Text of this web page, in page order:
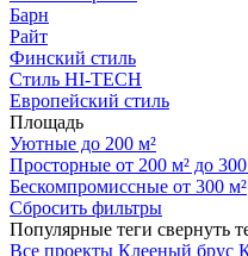
Барн
Райт
Финский стиль
Стиль HI-TECH
Европейский стиль
Площадь
Уютные до 200 м²
Просторные от 200 м² до
Бескомпромиссные от 300 м²
Сбросить фильтры
Популярные теги свернуть
Все проекты Клееный брус